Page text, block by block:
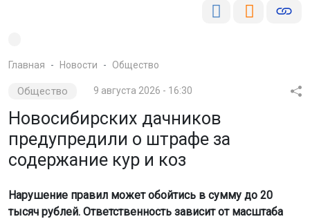
Главная Новости Общество
Общество 9 августа 2026 - 16:30
Новосибирских дачников
предупредили о штрафе за
содержание кур и коз
Нарушение правил может обойтись в сумму до 20
тысяч рублей. Ответственность зависит от масштаба